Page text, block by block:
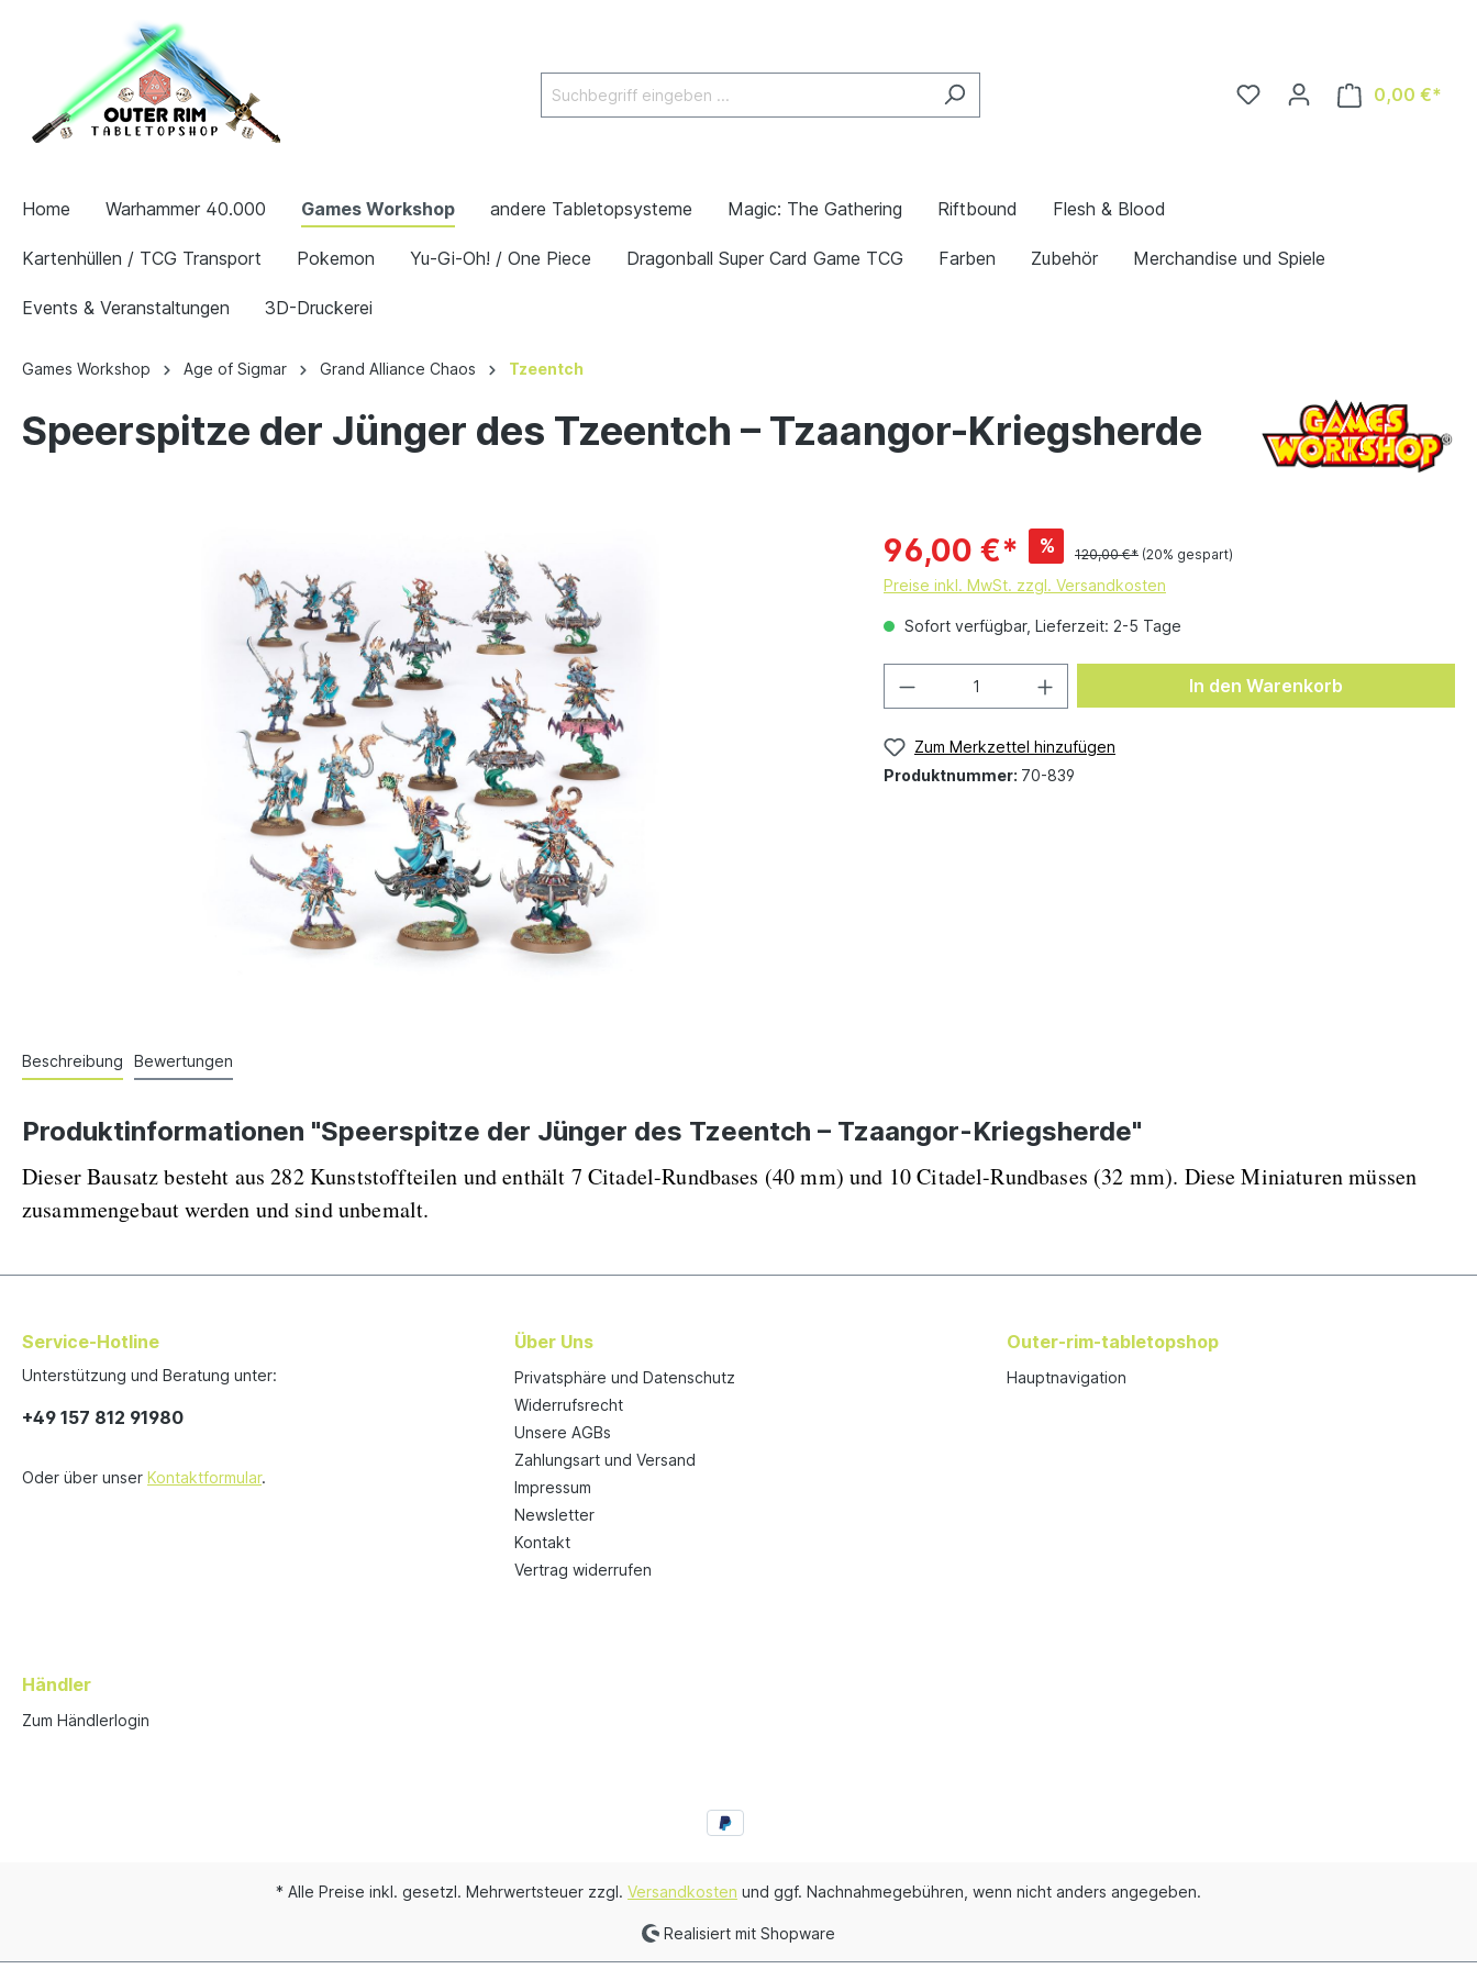
0,00 €*
Home Warhammer 40.000 Games Workshop andere Tabletopsysteme Magic: The Gathering Riftbound Flesh & Blood
Kartenhüllen / TCG Transport Pokemon Yu-Gi-Oh! / One Piece Dragonball Super Card Game TCG Farben Zubehör Merchandise und Spiele
Events & Veranstaltungen 3D-Druckerei
Games Workshop Age of Sigmar Grand Alliance Chaos Tzeentch
Speerspitze der Jünger des Tzeentch – Tzaangor-Kriegsherde
96,00 €* % 120,00 €* (20% gespart)
Preise inkl. MwSt. zzgl. Versandkosten
Sofort verfügbar, Lieferzeit: 2-5 Tage
In den Warenkorb
Zum Merkzettel hinzufügen
Produktnummer: 70-839
Beschreibung Bewertungen
Produktinformationen "Speerspitze der Jünger des Tzeentch – Tzaangor-Kriegsherde"
Dieser Bausatz besteht aus 282 Kunststoffteilen und enthält 7 Citadel-Rundbases (40 mm) und 10 Citadel-Rundbases (32 mm). Diese Miniaturen müssen
zusammengebaut werden und sind unbemalt.
Service-Hotline
Unterstützung und Beratung unter:
+49 157 812 91980
Oder über unser Kontaktformular.
Über Uns
Privatsphäre und Datenschutz
Widerrufsrecht
Unsere AGBs
Zahlungsart und Versand
Impressum
Newsletter
Kontakt
Vertrag widerrufen
Outer-rim-tabletopshop
Hauptnavigation
Händler
Zum Händlerlogin
* Alle Preise inkl. gesetzl. Mehrwertsteuer zzgl. Versandkosten und ggf. Nachnahmegebühren, wenn nicht anders angegeben.
Realisiert mit Shopware